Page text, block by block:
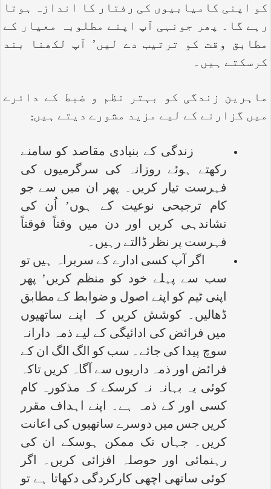
کو اپنی کامیابیوں کی رفتار کا اندازہ ہوتا
رہے گا۔ پھر جونہی آپ اپنے مطلوبہ معیار کے
مطابق وقت کو ترتیب دے لیں’ آپ لکھنا بند
کرسکتے ہیں۔
ماہرین زندگی کو بہتر نظم و ضبط کے دائرے
میں گزارنے کے لیے مزید مشورے دیتے ہیں:
زندگی کے بنیادی مقاصد کو سامنے
رکھتے ہوئے روزانہ کی سرگرمیوں کی
فہرست تیار کریں۔ پھر ان میں سے جو
کام ترجیحی نوعیت کے ہوں’ اُن کی
نشاندہی کریں اور دن میں وقتاً فوقتاً
فہرست پر نظر ڈالتے رہیں۔
اگر آپ کسی ادارے کے سربراہ ہیں تو
سب سے پہلے خود کو منظم کریں’ پھر
اپنی ٹیم کو اپنے اصول و ضوابط کے مطابق
ڈھالیں۔ کوشش کریں کہ اپنے ساتھیوں
میں فرائض کی ادائیگی کے لیے ذمہ دارانہ
سوچ پیدا کی جائے۔ سب کو الگ الگ ان کے
فرائض اور ذمہ داریوں سے آگاہ کریں تاکہ
کوئی یہ بہانہ نہ کرسکے کہ مذکورہ کام
کسی اور کے ذمہ ہے۔ اپنے اہداف مقرر
کریں جس میں دوسرے ساتھیوں کی اعانت
کریں۔ جہاں تک ممکن ہوسکے ان کی
رہنمائی اور حوصلہ افزائی کریں۔ اگر
کوئی ساتھی اچھی کارکردگی دکھاتا ہے تو